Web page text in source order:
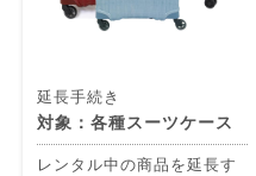
延長手続き
対象：各種スーツケース
レンタル中の商品を延長す